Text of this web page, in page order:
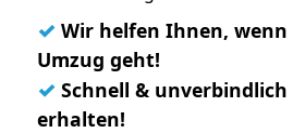
✓ Wir helfen Ihnen,
Umzug geht!
✓ Schnell &
erhalten!